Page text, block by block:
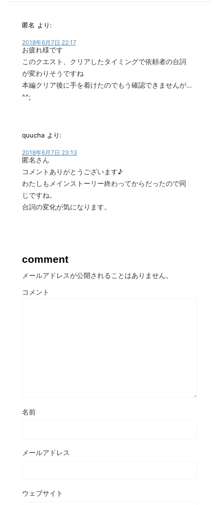
匿名 より:
2018年6月7日 22:17
お疲れ様です
このクエスト、クリアしたタイミングで依頼者の台詞
が変わりそうですね
本編クリア後に手を着けたのでもう確認できませんが…
^^;
quucha より:
2018年6月7日 23:13
匿名さん
コメントありがとうございます♪
わたしもメインストーリー終わってからだったので同
じですね。
台詞の変化が気になります。
comment
メールアドレスが公開されることはありません。
コメント
名前
メールアドレス
ウェブサイト